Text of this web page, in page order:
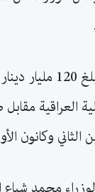
وقال المصدر
العراقية
وكانون